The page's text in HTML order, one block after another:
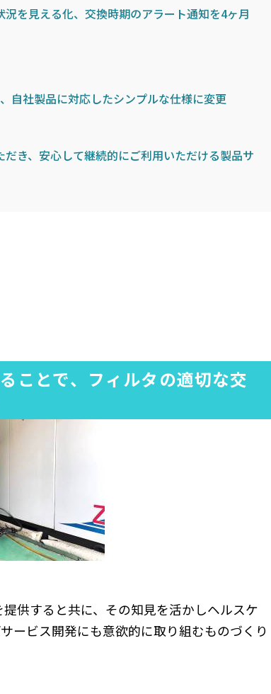
を見える化、交換時期のアラート通知を4ヶ月
自社製品に対応したシンプルな仕様に変更
き、安心して継続的にご利用いただける製品サ
ことで、フィルタの適切な交
供すると共に、その知見を活かしヘルスケ
ービス開発にも意欲的に取り組むものづくり